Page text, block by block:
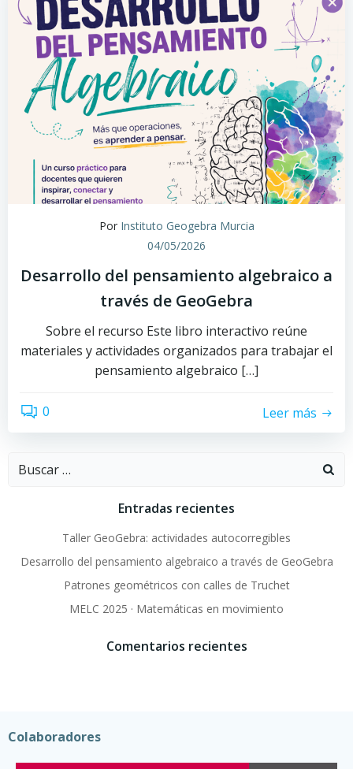
Por Instituto Geogebra Murcia
04/05/2026
Desarrollo del pensamiento algebraico a
través de GeoGebra
Sobre el recurso Este libro interactivo reúne
materiales y actividades organizados para trabajar el
pensamiento algebraico […]
0 Leer más
Buscar:
Entradas recientes
Taller GeoGebra: actividades autocorregibles
Desarrollo del pensamiento algebraico a través de GeoGebra
Patrones geométricos con calles de Truchet
MELC 2025 · Matemáticas en movimiento
Comentarios recientes
Colaboradores